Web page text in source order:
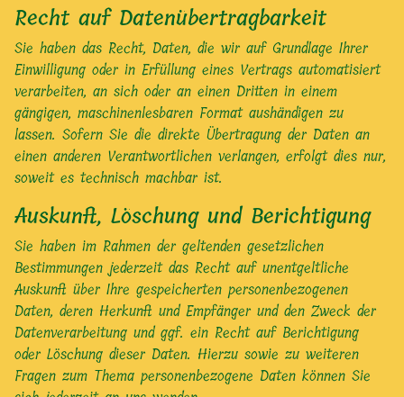
Recht auf Daten­übertrag­barkeit
Sie haben das Recht, Daten, die wir auf Grundlage Ihrer
Einwilligung oder in Erfüllung eines Vertrags automatisiert
verarbeiten, an sich oder an einen Dritten in einem
gängigen, maschinenlesbaren Format aushändigen zu
lassen. Sofern Sie die direkte Übertragung der Daten an
einen anderen Verantwortlichen verlangen, erfolgt dies nur,
soweit es technisch machbar ist.
Auskunft, Löschung und Berichtigung
Sie haben im Rahmen der geltenden gesetzlichen
Bestimmungen jederzeit das Recht auf unentgeltliche
Auskunft über Ihre gespeicherten personenbezogenen
Daten, deren Herkunft und Empfänger und den Zweck der
Datenverarbeitung und ggf. ein Recht auf Berichtigung
oder Löschung dieser Daten. Hierzu sowie zu weiteren
Fragen zum Thema personenbezogene Daten können Sie